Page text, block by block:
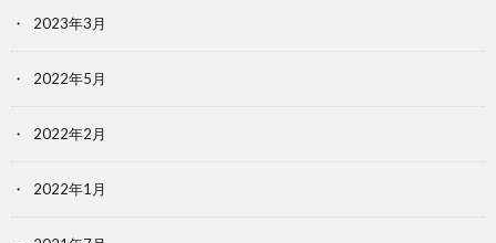
2023年3月
2022年5月
2022年2月
2022年1月